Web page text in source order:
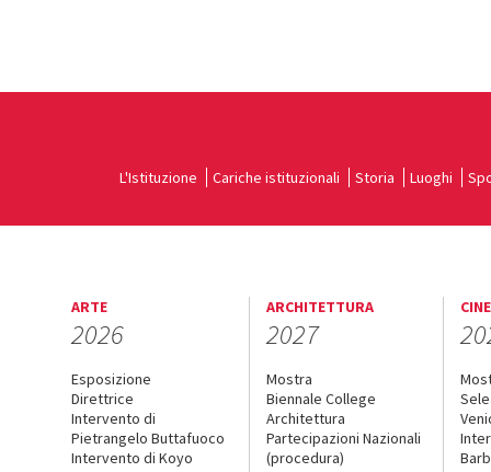
L'Istituzione Cariche istituzionali Storia Luoghi
ARTE
2026
Esposizione
Direttrice
Intervento di
Pietrangelo Buttafuoco
Intervento di Koyo
ARCHITETTURA
2027
Mostra
Biennale College
Architettura
Partecipazioni Nazionali
(procedura)